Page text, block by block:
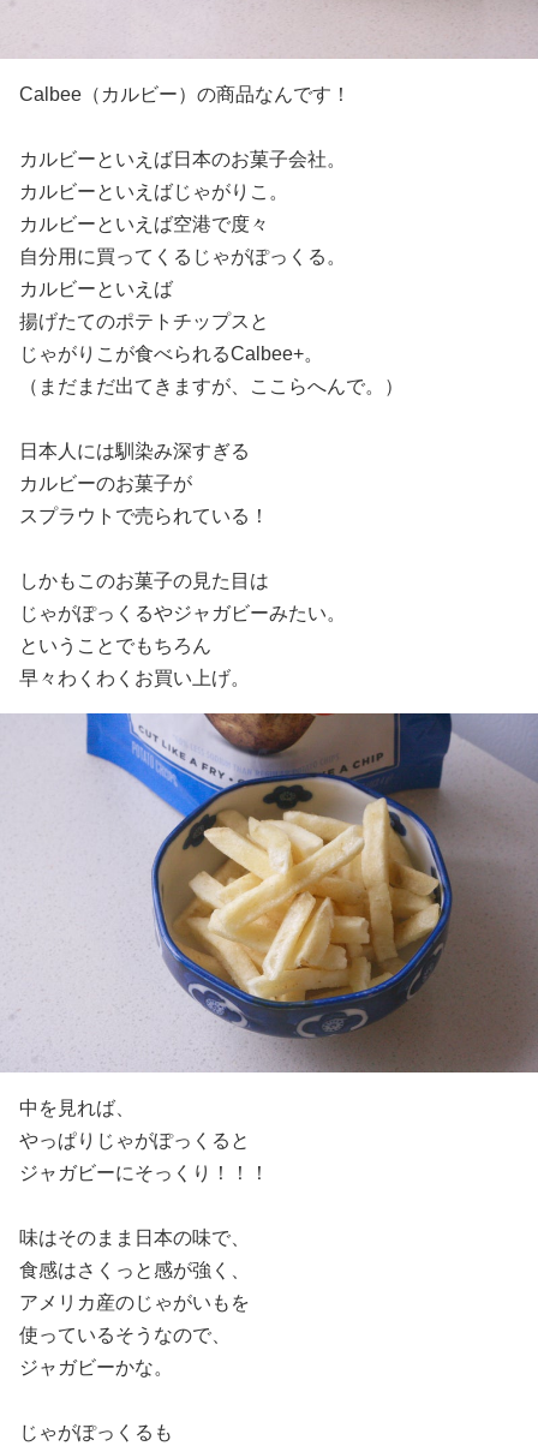
Calbee（カルビー）の商品なんです！
カルビーといえば日本のお菓子会社。
カルビーといえばじゃがりこ。
カルビーといえば空港で度々
自分用に買ってくるじゃがぽっくる。
カルビーといえば
揚げたてのポテトチップスと
じゃがりこが食べられるCalbee+。
（まだまだ出てきますが、ここらへんで。）
日本人には馴染み深すぎる
カルビーのお菓子が
スプラウトで売られている！
しかもこのお菓子の見た目は
じゃがぽっくるやジャガビーみたい。
ということでもちろん
早々わくわくお買い上げ。
中を見れば、
やっぱりじゃがぽっくると
ジャガビーにそっくり！！！
味はそのまま日本の味で、
食感はさくっと感が強く、
アメリカ産のじゃがいもを
使っているそうなので、
ジャガビーかな。
じゃがぽっくるも